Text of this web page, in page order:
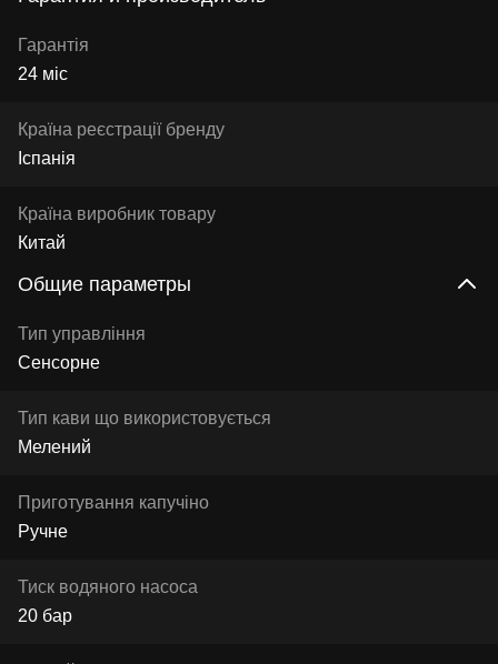
Гарантія
24 міс
Країна реєстрації бренду
Іспанія
Країна виробник товару
Китай
Общие параметры
Тип управління
Сенсорне
Тип кави що використовується
Мелений
Приготування капучіно
Ручне
Тиск водяного насоса
20 бар